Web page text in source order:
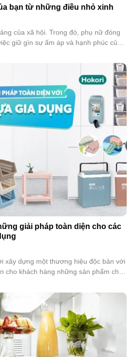
bạn từ những điều nhỏ xinh
của xã hội. Trong đó, phụ nữ đóng
giữ gìn sự ấm áp và hạnh phúc của
trong việc vun vén để gia...
giải pháp toàn diện cho các
xây dựng một thương hiệu độc bản với
cho khách hàng những sản phẩm chất
quý 1 và quý 2 năm 2022, Công ty